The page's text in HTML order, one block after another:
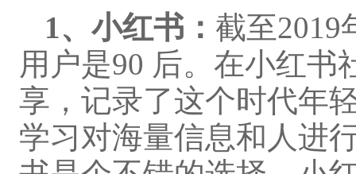
1、 小红书： 截至2019
用户是90 后。在小红书
享，记录了这个时代年
学习对海量信息和人进